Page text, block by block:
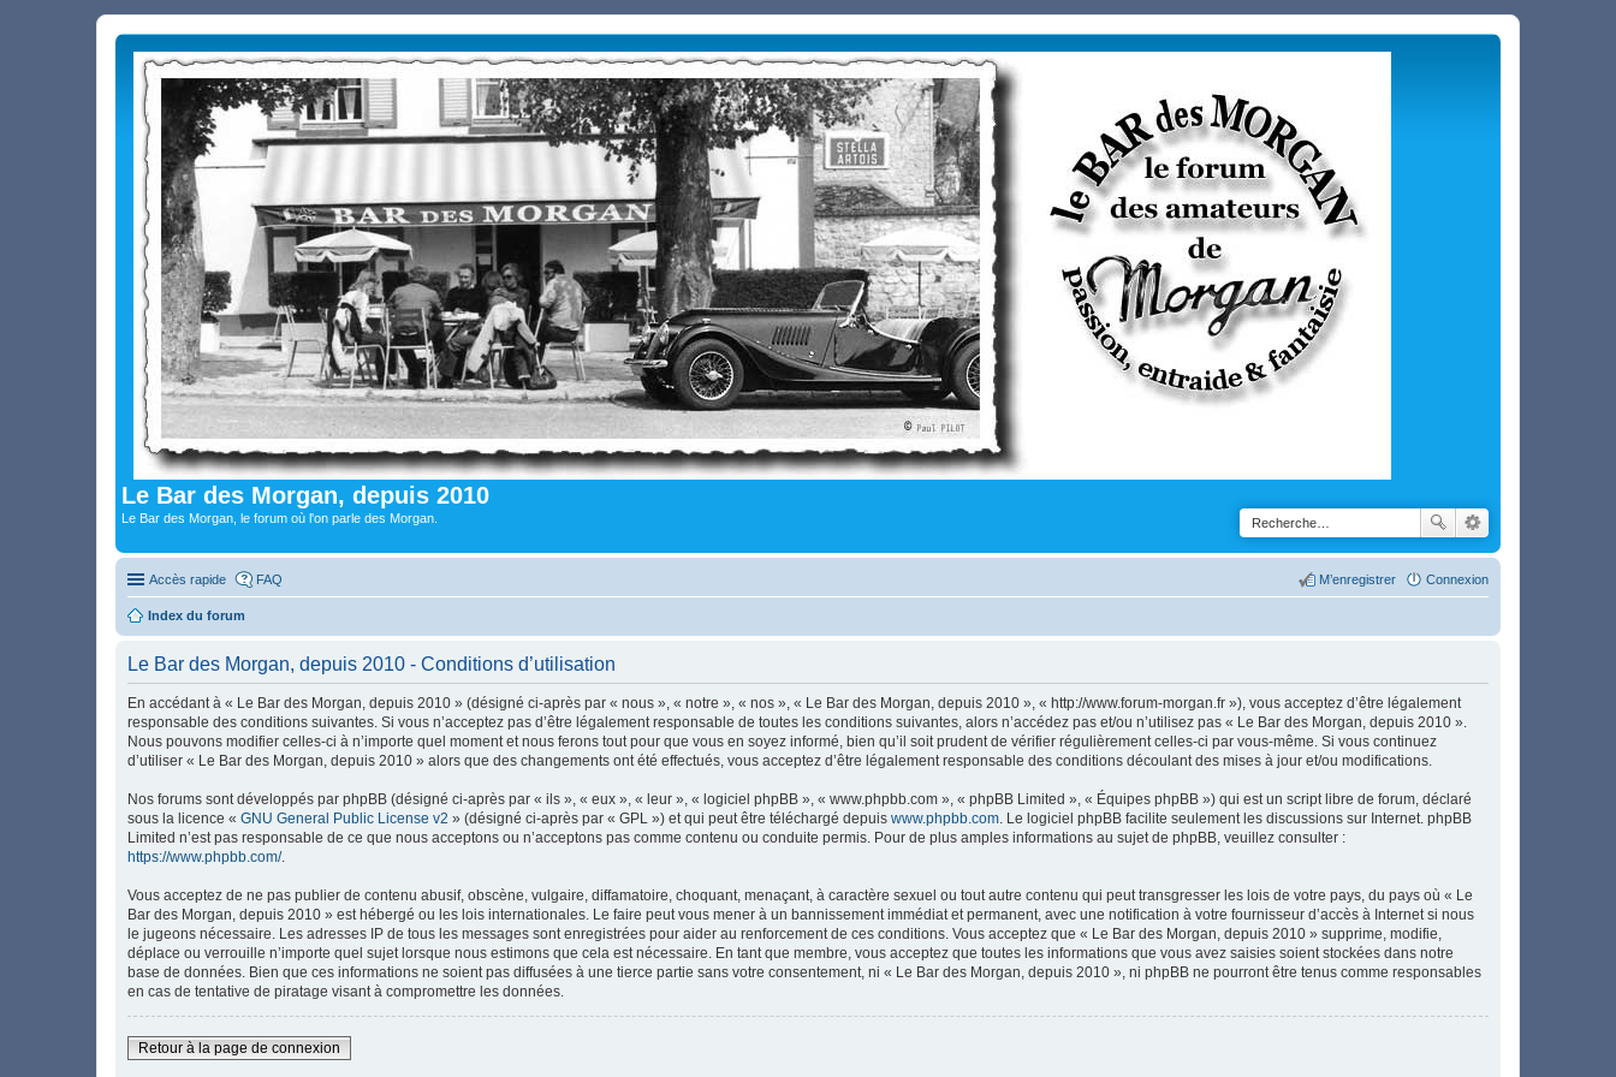
Le Bar des Morgan, depuis 2010
Le Bar des Morgan, le forum où l'on parle des Morgan.
Accès rapide FAQ Connexion
M’enregistrer
Index du forum
Le Bar des Morgan, depuis 2010 - Conditions d’utilisation
En accédant à « Le Bar des Morgan, depuis 2010 » (désigné ci-après par « nous », « notre », « nos », « Le Bar des Morgan, depuis 2010 », « http://www.forum-morgan.fr »), vous acceptez d’être légalement
responsable des conditions suivantes. Si vous n’acceptez pas d’être légalement responsable de toutes les conditions suivantes, alors n’accédez pas et/ou n’utilisez pas « Le Bar des Morgan, depuis 2010 ».
Nous pouvons modifier celles-ci à n’importe quel moment et nous ferons tout pour que vous en soyez informé, bien qu’il soit prudent de vérifier régulièrement celles-ci par vous-même. Si vous continuez
d’utiliser « Le Bar des Morgan, depuis 2010 » alors que des changements ont été effectués, vous acceptez d’être légalement responsable des conditions découlant des mises à jour et/ou modifications.
Nos forums sont développés par phpBB (désigné ci-après par « ils », « eux », « leur », « logiciel phpBB », « www.phpbb.com », « phpBB Limited », « Équipes phpBB ») qui est un script libre de forum, déclaré
sous la licence « GNU General Public License v2 » (désigné ci-après par « GPL ») et qui peut être téléchargé depuis www.phpbb.com . Le logiciel phpBB facilite seulement les discussions sur Internet. phpBB
Limited n’est pas responsable de ce que nous acceptons ou n’acceptons pas comme contenu ou conduite permis. Pour de plus amples informations au sujet de phpBB, veuillez consulter :
https://www.phpbb.com/.
Vous acceptez de ne pas publier de contenu abusif, obscène, vulgaire, diffamatoire, choquant, menaçant, à caractère sexuel ou tout autre contenu qui peut transgresser les lois de votre pays, du pays où « Le
Bar des Morgan, depuis 2010 » est hébergé ou les lois internationales. Le faire peut vous mener à un bannissement immédiat et permanent, avec une notification à votre fournisseur d’accès à Internet si nous
le jugeons nécessaire. Les adresses IP de tous les messages sont enregistrées pour aider au renforcement de ces conditions. Vous acceptez que « Le Bar des Morgan, depuis 2010 » supprime, modifie,
déplace ou verrouille n’importe quel sujet lorsque nous estimons que cela est nécessaire. En tant que membre, vous acceptez que toutes les informations que vous avez saisies soient stockées dans notre
base de données. Bien que ces informations ne soient pas diffusées à une tierce partie sans votre consentement, ni « Le Bar des Morgan, depuis 2010 », ni phpBB ne pourront être tenus comme responsables
en cas de tentative de piratage visant à compromettre les données.
Retour à la page de connexion